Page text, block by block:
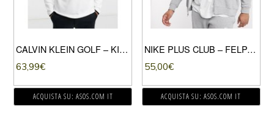
CALVIN KLEIN GOLF – KINGS – TOP BIANCO E NERO CON MANICHE LUNGHE E ZIP A 1/4
63,99€
ACQUISTA SU: ASOS.COM IT
NIKE PLUS CLUB – FELPA CON ZIP LUNGA E CAPPUCCIO GRIGIA-GRIGIO
55,00€
ACQUISTA SU: ASOS.COM IT